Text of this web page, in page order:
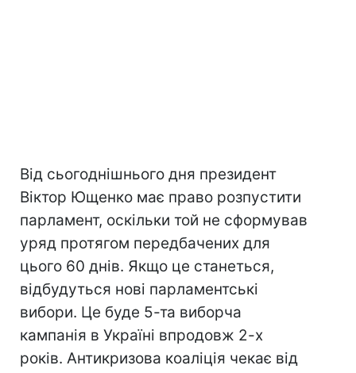
Від сьогоднішнього дня президент
Віктор Ющенко має право розпустити
парламент, оскільки той не сформував
уряд протягом передбачених для
цього 60 днів. Якщо це станеться,
відбудуться нові парламентські
вибори. Це буде 5-та виборча
кампанія в Україні впродовж 2-х
років. Антикризова коаліція чекає від